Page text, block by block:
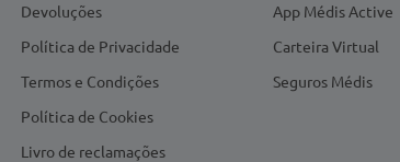
Devoluções
Política de Privacidade
Termos e Condições
Política de Cookies
Livro de reclamações
App Médis Active
Carteira Virtual
Seguros Médis